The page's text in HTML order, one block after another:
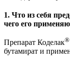
1. Что из себя
чего его
Препарат Коделак®
бутамират и